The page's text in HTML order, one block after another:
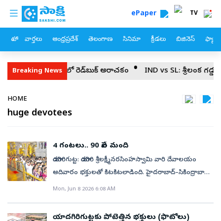
Skip to main content
custom menu ePaper TV
హోం వార్తలు ఆంధ్రప్రదేశ్ తెలంగాణ సినిమా క్రీడలు బిజినెస్
Breaking News
రెడ్‌బుక్ అరాచకం IND vs SL: శ్రీలంక గడ్డపై శతక్కొట్టిన
Breadcrumb
HOME
huge devotees
4 గంటలు.. 90 వేల మంది
యాదగిరిగుట్ట: యాదగిరి శ్రీలక్ష్మీనరసింహస్వామి వారి దేవాలయం
ఆదివారం భక్తులతో కిటకిటలాడింది. హైదరాబాద్‌–సికింద్రాబాద్‌
జంట నగరాలు, రాష్ట్రంలోని అన్ని జిల్లాలతో పాటు ఇతర
దర్శించుకొని, మొక్కులు తీర్చుకునేందుకు క్యూకట్టారు. దీంతో
Mon, Jun 8 2026 6:08 AM
యాదగిరిగుట్టకు పోటెత్తిన భక్తులు (ఫొటోలు)